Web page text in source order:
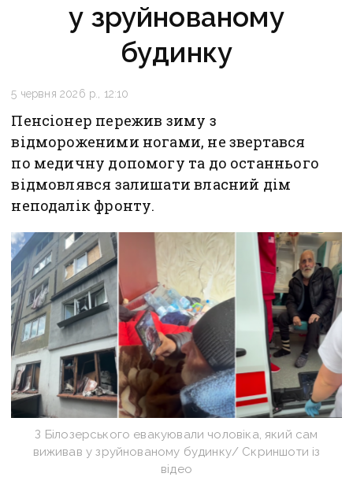
у зруйнованому
будинку
5 червня 2026 р., 12:10
Пенсіонер пережив зиму з
відмороженими ногами, не звертався
по медичну допомогу та до останнього
відмовлявся залишати власний дім
неподалік фронту.
З Білозерського евакуювали чоловіка, який сам
виживав у зруйнованому будинку/ Скриншоти із
відео